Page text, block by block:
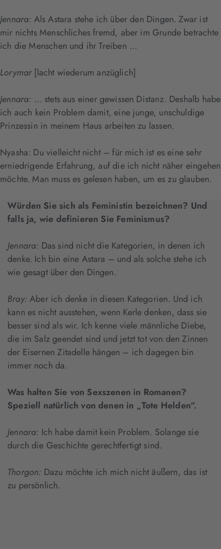
Jennara: Als Astara stehe ich über den Dingen. Zwar ist
mir nichts Menschliches fremd, aber im Grunde betrachte
ich die Menschen und ihr Treiben …
Lorymar[lacht wiederum anzüglich]
Jennara: … stets aus einer gewissen Distanz. Deshalb habe
ich auch kein Problem damit, eine junge, unschuldige
Prinzessin in meinem Haus arbeiten zu lassen.
Nyasha: Du vielleicht nicht – für mich ist es eine sehr
erniedrigende Erfahrung, auf die ich nicht näher eingehen
möchte. Man muss es gelesen haben, um es zu glauben.
Würden Sie sich als Feministin bezeichnen? Und
falls ja, wie definieren Sie Feminismus?
Jennara: Das sind nicht die Kategorien, in denen ich
denke. Ich bin eine Astara – und als solche stehe ich
wie gesagt über den Dingen.
Bray: Aber ich denke in diesen Kategorien. Und ich
kann es nicht ausstehen, wenn Kerle denken, dass sie
besser sind als wir. Ich kenne viele männliche Diebe,
die im Salz geendet sind und jetzt tot von den Zinnen
der Eisernen Zitadelle hängen – ich dagegen bin
immer noch da.
Was halten Sie von Sexszenen in Romanen?
Speziell natürlich von denen in „Tote Helden“.
Jennara: Ich habe damit kein Problem. Solange sie
durch die Geschichte gerechtfertigt sind.
Thorgon: Dazu möchte ich mich nicht äußern, das ist
zu persönlich.